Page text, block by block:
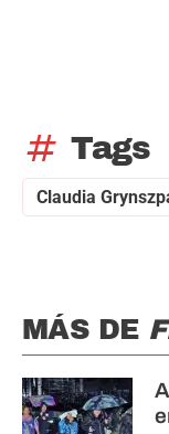
tag Tags
Claudia
MÁS DE